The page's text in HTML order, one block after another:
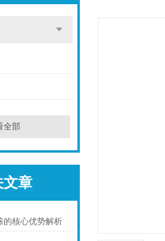
全部
文章
的核心优势解析